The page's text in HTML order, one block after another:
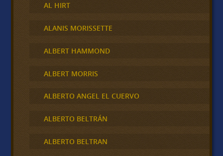
AL HIRT
ALANIS MORISSETTE
ALBERT HAMMOND
ALBERT MORRIS
ALBERTO ANGEL EL CUERVO
ALBERTO BELTRÁN
ALBERTO BELTRAN